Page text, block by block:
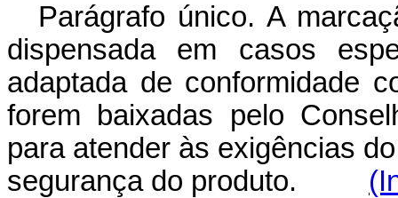
Parágrafo único. A
dispensada em casos
adaptada de conformidade
forem baixadas pelo
para atender às exigências
segurança do produto.